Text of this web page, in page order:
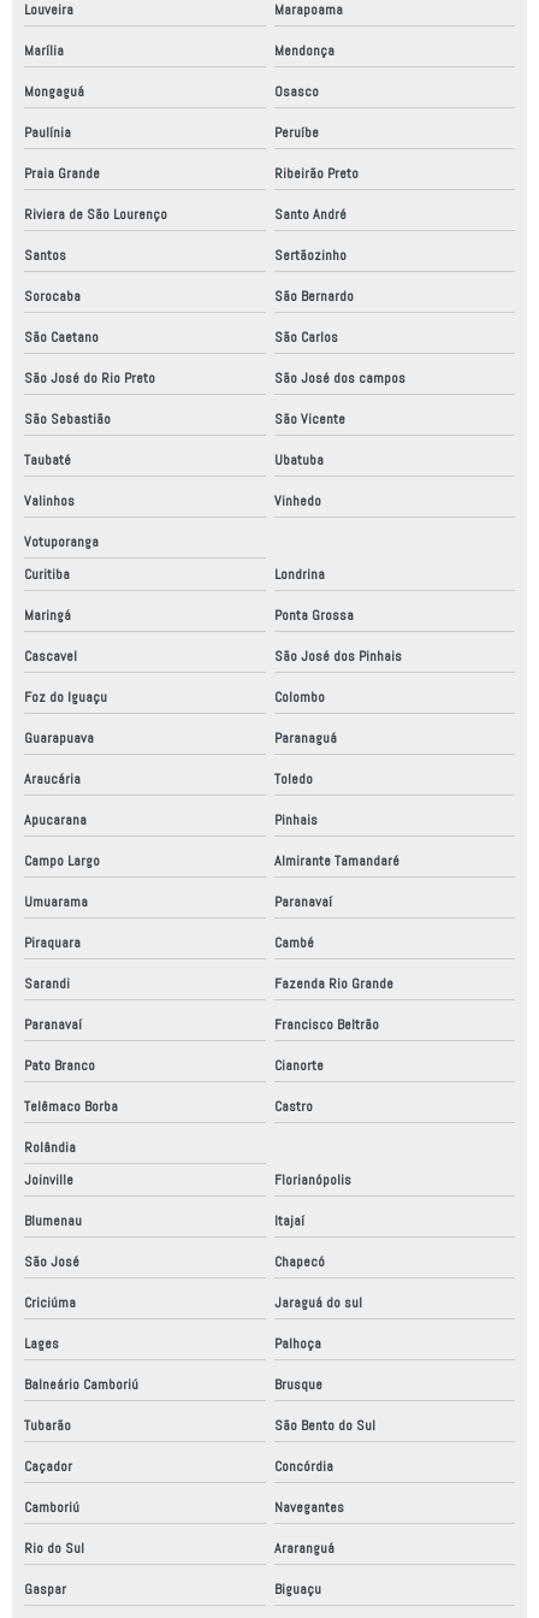
Peças para automação
Projeto elétrico automático
Projeto elétrico de automação
Projeto elétrico industrial
Projeto mecânico
Projeto mecânico de elementos de máquinas
Projeto mecânico industrial
Projeto mecânico simples
Projeto painel elétrico industrial
Projetos de mecânica industrial
Projetos mecanicos a venda
Quadro elétrico montagem
Relatório de conformidade segurança do trabalho
Relatório técnico de conformidade
Robô fábrica industrial
Robo industrial a venda
Robô scara
Robôs colaborativos
Robôs industriais
Robôs industriais no brasil
Robôs máquinas industriais
Robótica industrial
Robótica industrial alimentos
Serviço de automação industrial em sp
Louveira Marapoama
Marília Mendonça
Mongaguá Osasco
Paulínia Peruíbe
Praia Grande Ribeirão Preto
Riviera de São Lourenço Santo André
Santos Sertãozinho
Sorocaba São Bernardo
São Caetano São Carlos
São José do Rio Preto São José dos campos
São Sebastião São Vicente
Taubaté Ubatuba
Valinhos Vinhedo
Votuporanga
Curitiba
Londrina
Maringá Ponta Grossa
Cascavel São José dos Pinhais
Foz do Iguaçu Colombo
Guarapuava Paranaguá
Araucária Toledo
Apucarana Pinhais
Campo Largo Almirante Tamandaré
Umuarama Paranavaí
Piraquara Cambé
Sarandi Fazenda Rio Grande
Paranavaí Francisco Beltrão
Pato Branco Cianorte
Telêmaco Borba Castro
Rolândia
Joinville
Florianópolis
Blumenau Itajaí
São José Chapecó
Criciúma Jaraguá do sul
Lages Palhoça
Balneário Camboriú Brusque
Tubarão São Bento do Sul
Caçador Concórdia
Camboriú Navegantes
Rio do Sul Araranguá
Gaspar Biguaçu